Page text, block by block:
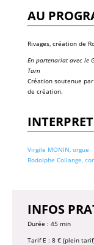
AU
Rivages, créationde
En partenariat avec le
Tarn
Création soutenue
de création.
Virgile MONIN, orgue
Rodolphe Collange,
INFOS
Durée : 45 min
Tarif E : 8 € (plein